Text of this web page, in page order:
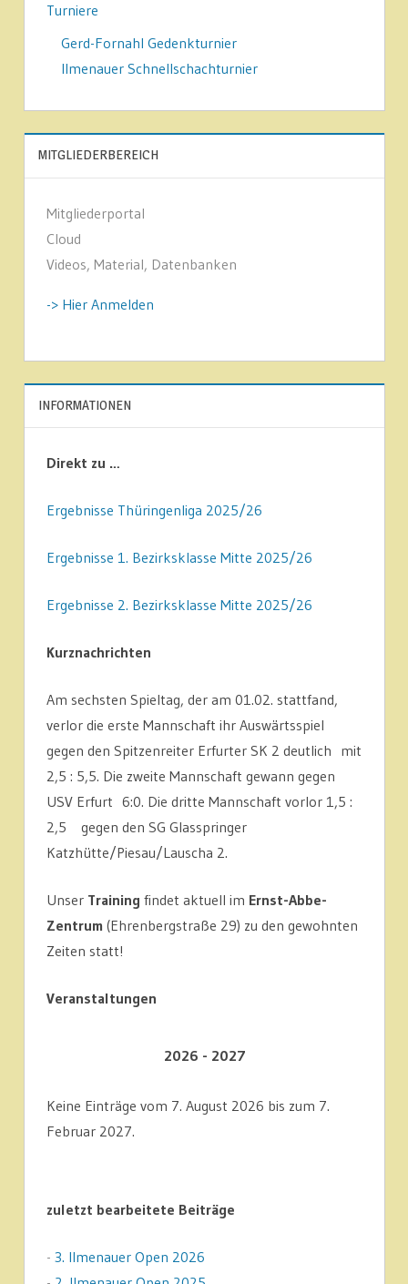
Turniere
Gerd-Fornahl Gedenkturnier
Ilmenauer Schnellschachturnier
MITGLIEDERBEREICH
Mitgliederportal
Cloud
Videos, Material, Datenbanken
-> Hier Anmelden
INFORMATIONEN
Direkt zu …
Ergebnisse Thüringenliga 2025/26
Ergebnisse 1. Bezirksklasse Mitte 2025/26
Ergebnisse 2. Bezirksklasse Mitte 2025/26
Kurznachrichten
Am sechsten Spieltag, der am 01.02. stattfand,
verlor die erste Mannschaft ihr Auswärtsspiel
gegen den Spitzenreiter Erfurter SK 2 deutlich mit
2,5 : 5,5. Die zweite Mannschaft gewann gegen
USV Erfurt 6:0. Die dritte Mannschaft vorlor 1,5 :
2,5 gegen den SG Glasspringer
Katzhütte/Piesau/Lauscha 2.
Unser Training findet aktuell im Ernst-Abbe-
Zentrum (Ehrenbergstraße 29) zu den gewohnten
Zeiten statt!
Veranstaltungen
2026 - 2027
Keine Einträge vom 7. August 2026 bis zum 7.
Februar 2027.
zuletzt bearbeitete Beiträge
- 3. Ilmenauer Open 2026